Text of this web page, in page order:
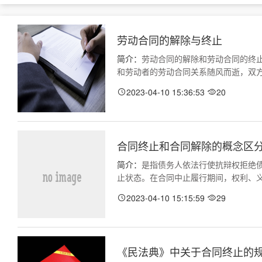
劳动合同的解除与终止
简介： 劳动合同的解除和劳动合同的终
和劳动者的劳动合同关系随风而逝，双
2023-04-10 15:36:53 20
合同终止和合同解除的概念区
简介： 是指债务人依法行使抗辩权拒绝
止状态。在合同中止履行期间，权利、
2023-04-10 15:15:59 29
《民法典》中关于合同终止的